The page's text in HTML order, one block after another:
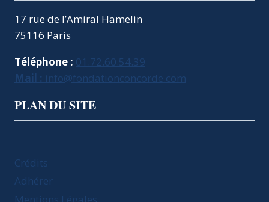
17 rue de l’Amiral Hamelin
75116 Paris
Téléphone : 01.72.60.54.39
Mail : info@fondationconcorde.com
PLAN DU SITE
Crédits
Adhérer
Mentions Légales